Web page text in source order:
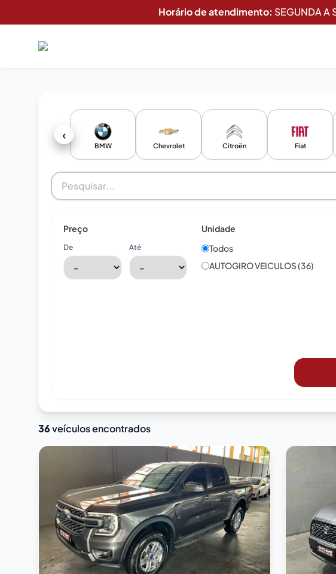
Horário de atendimento: SEGUNDA A
‹
BMW Chevrolet Citroën Fiat
Preço
De Até
Unidade
Todos
AUTOGIRO VEICULOS(36)
36veículos encontrados